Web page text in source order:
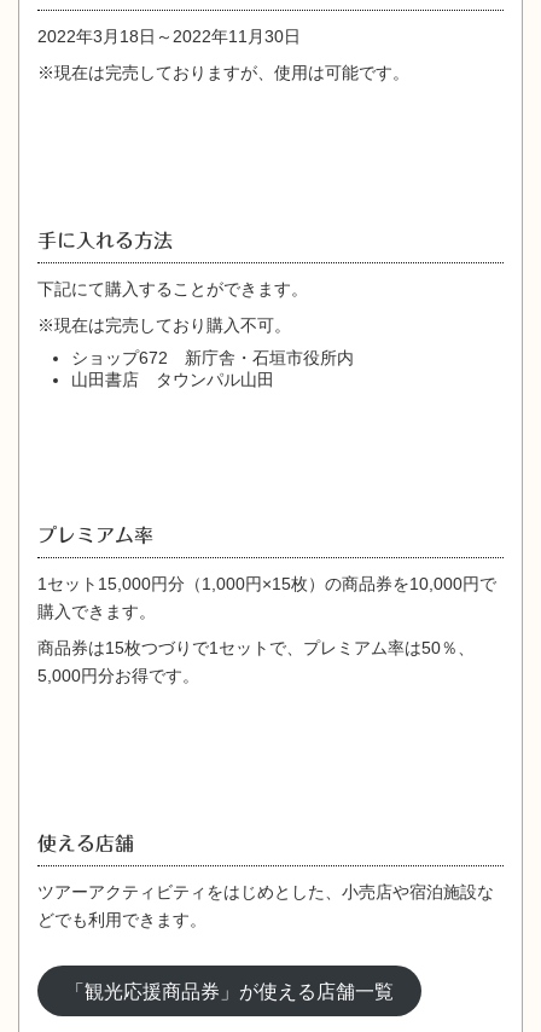
2022年3月18日～2022年11月30日
※現在は完売しておりますが、使用は可能です。
手に入れる方法
下記にて購入することができます。
※現在は完売しており購入不可。
ショップ672 新庁舎・石垣市役所内
山田書店 タウンパル山田
プレミアム率
1セット15,000円分（1,000円×15枚）の商品券を10,000円で
購入できます。
商品券は15枚つづりで1セットで、プレミアム率は50％、
5,000円分お得です。
使える店舗
ツアーアクティビティをはじめとした、小売店や宿泊施設な
どでも利用できます。
「観光応援商品券」が使える店舗一覧